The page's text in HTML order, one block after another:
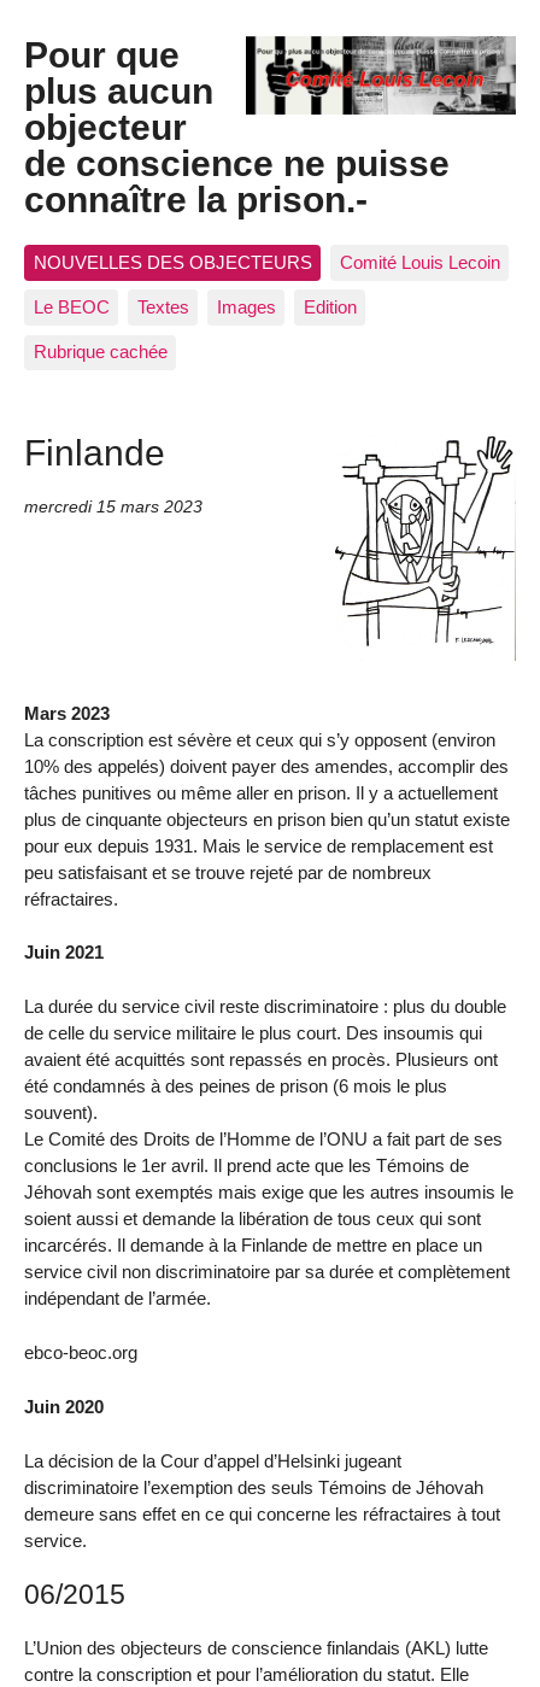
Pour que
plus aucun
objecteur
de conscience ne puisse
connaître la prison.-
NOUVELLES DES OBJECTEURS Comité Louis Lecoin
Le BEOC Textes Images Edition
Rubrique cachée
Finlande
mercredi 15 mars 2023
Mars 2023
La conscription est sévère et ceux qui s’y opposent (environ
10% des appelés) doivent payer des amendes, accomplir des
tâches punitives ou même aller en prison. Il y a actuellement
plus de cinquante objecteurs en prison bien qu’un statut existe
pour eux depuis 1931. Mais le service de remplacement est
peu satisfaisant et se trouve rejeté par de nombreux
réfractaires.
Juin 2021
La durée du service civil reste discriminatoire : plus du double
de celle du service militaire le plus court. Des insoumis qui
avaient été acquittés sont repassés en procès. Plusieurs ont
été condamnés à des peines de prison (6 mois le plus
souvent).
Le Comité des Droits de l’Homme de l’ONU a fait part de ses
conclusions le 1er avril. Il prend acte que les Témoins de
Jéhovah sont exemptés mais exige que les autres insoumis le
soient aussi et demande la libération de tous ceux qui sont
incarcérés. Il demande à la Finlande de mettre en place un
service civil non discriminatoire par sa durée et complètement
indépendant de l’armée.
ebco-beoc.org
Juin 2020
La décision de la Cour d’appel d’Helsinki jugeant
discriminatoire l’exemption des seuls Témoins de Jéhovah
demeure sans effet en ce qui concerne les réfractaires à tout
service.
06/2015
L’Union des objecteurs de conscience finlandais (AKL) lutte
contre la conscription et pour l’amélioration du statut. Elle